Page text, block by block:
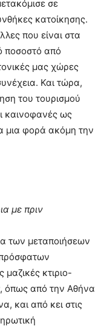
σε
κατοίκησης.
που είναι στα
ποσοστό από
μας χώρες
Και τώρα,
του τουρισμού
καινοφανές ως
μια φορά ακόμη την
με πριν
των μεταποιήσεων
πρόσφατων
κτιριο-
όπως από την Αθήνα
και από κει στις